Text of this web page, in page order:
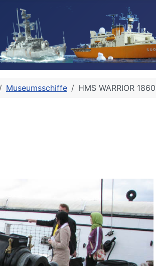
Museumsschiffe HMS WARRIOR 1860